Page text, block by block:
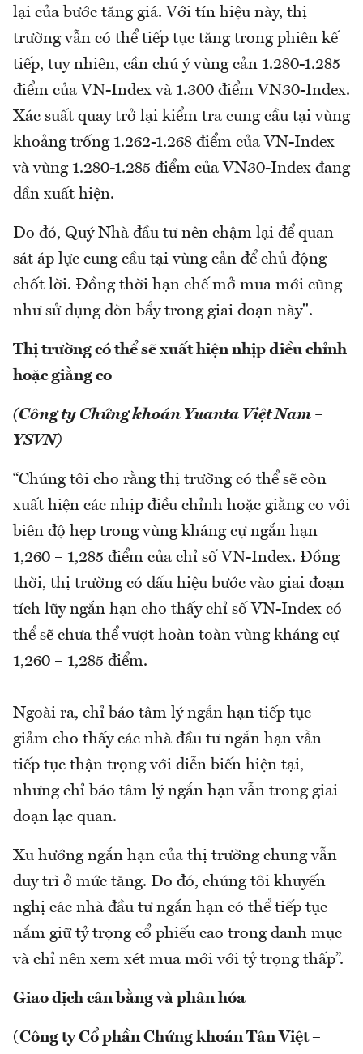
lại của bước tăng giá. Với tín hiệu này, thị
trường vẫn có thể tiếp tục tăng trong phiên kế
tiếp, tuy nhiên, cần chú ý vùng cản 1.280-1.285
điểm của VN-Index và 1.300 điểm VN30-Index.
Xác suất quay trở lại kiểm tra cung cầu tại vùng
khoảng trống 1.262-1.268 điểm của VN-Index
và vùng 1.280-1.285 điểm của VN30-Index đang
dần xuất hiện.
Do đó, Quý Nhà đầu tư nên chậm lại để quan
sát áp lực cung cầu tại vùng cản để chủ động
chốt lời. Đồng thời hạn chế mở mua mới cũng
như sử dụng đòn bẩy trong giai đoạn này".
Thị trường có thể sẽ xuất hiện nhịp điều chỉnh
hoặc giằng co
(Công ty Chứng khoán Yuanta Việt Nam –
YSVN)
“Chúng tôi cho rằng thị trường có thể sẽ còn
xuất hiện các nhịp điều chỉnh hoặc giằng co với
biên độ hẹp trong vùng kháng cự ngắn hạn
1,260 – 1,285 điểm của chỉ số VN-Index. Đồng
thời, thị trường có dấu hiệu bước vào giai đoạn
tích lũy ngắn hạn cho thấy chỉ số VN-Index có
thể sẽ chưa thể vượt hoàn toàn vùng kháng cự
1,260 – 1,285 điểm.
Ngoài ra, chỉ báo tâm lý ngắn hạn tiếp tục
giảm cho thấy các nhà đầu tư ngắn hạn vẫn
tiếp tục thận trọng với diễn biến hiện tại,
nhưng chỉ báo tâm lý ngắn hạn vẫn trong giai
đoạn lạc quan.
Xu hướng ngắn hạn của thị trường chung vẫn
duy trì ở mức tăng. Do đó, chúng tôi khuyến
nghị các nhà đầu tư ngắn hạn có thể tiếp tục
nắm giữ tỷ trọng cổ phiếu cao trong danh mục
và chỉ nên xem xét mua mới với tỷ trọng thấp”.
Giao dịch cân bằng và phân hóa
(Công ty Cổ phần Chứng khoán Tân Việt –